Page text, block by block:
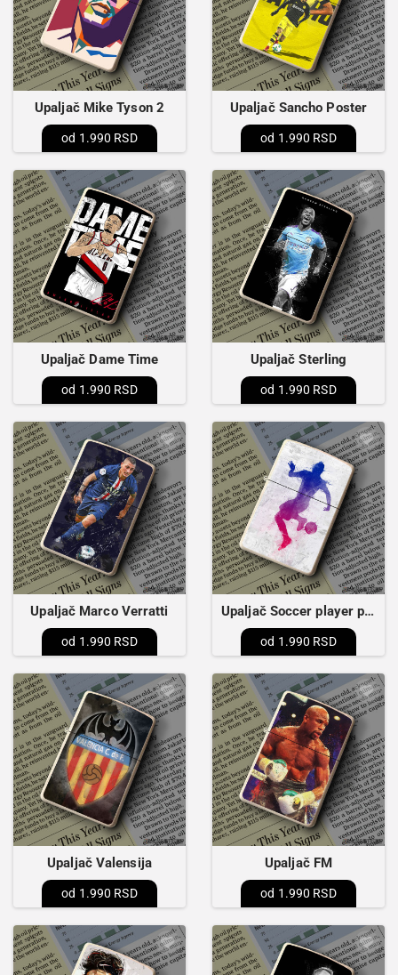
Upaljač Mike Tyson 2
1.990 RSD
Upaljač Sancho Poster
1.990 RSD
Upaljač Dame Time
1.990 RSD
Upaljač Sterling
1.990 RSD
Upaljač Marco Verratti
1.990 RSD
Upaljač Soccer player painted 2
1.990 RSD
Upaljač Valensija
1.990 RSD
Upaljač FM
1.990 RSD